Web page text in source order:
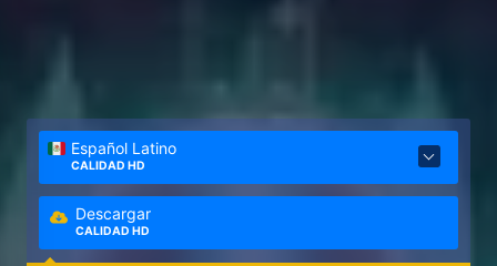
Español Latino
CALIDAD HD
Descargar
CALIDAD HD